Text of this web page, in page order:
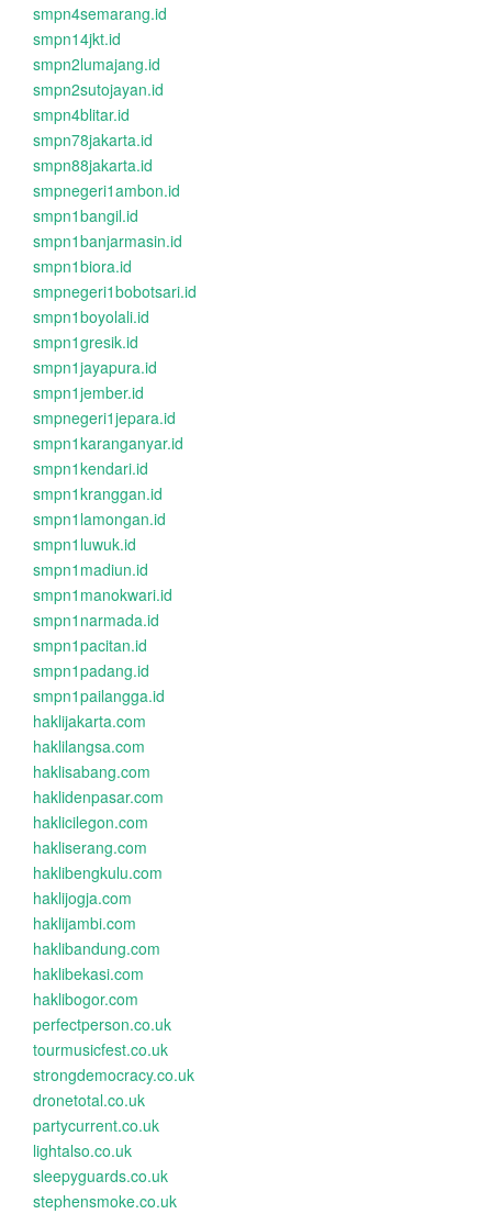
smpn4semarang.id
smpn14jkt.id
smpn2lumajang.id
smpn2sutojayan.id
smpn4blitar.id
smpn78jakarta.id
smpn88jakarta.id
smpnegeri1ambon.id
smpn1bangil.id
smpn1banjarmasin.id
smpn1biora.id
smpnegeri1bobotsari.id
smpn1boyolali.id
smpn1gresik.id
smpn1jayapura.id
smpn1jember.id
smpnegeri1jepara.id
smpn1karanganyar.id
smpn1kendari.id
smpn1kranggan.id
smpn1lamongan.id
smpn1luwuk.id
smpn1madiun.id
smpn1manokwari.id
smpn1narmada.id
smpn1pacitan.id
smpn1padang.id
smpn1pailangga.id
haklijakarta.com
haklilangsa.com
haklisabang.com
haklidenpasar.com
haklicilegon.com
hakliserang.com
haklibengkulu.com
haklijogja.com
haklijambi.com
haklibandung.com
haklibekasi.com
haklibogor.com
perfectperson.co.uk
tourmusicfest.co.uk
strongdemocracy.co.uk
dronetotal.co.uk
partycurrent.co.uk
lightalso.co.uk
sleepyguards.co.uk
stephensmoke.co.uk